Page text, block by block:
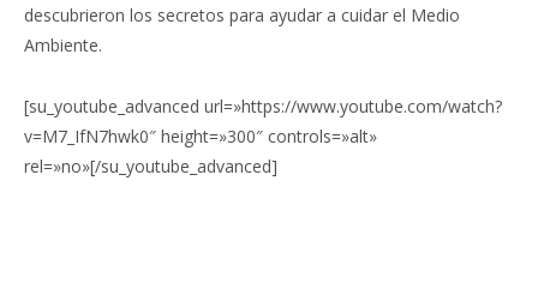
descubrieron los secretos para ayudar a cuidar el Medio
Ambiente.
[su_youtube_advanced url=»https://www.youtube.com/watch?
v=M7_IfN7hwk0″ height=»300″ controls=»alt»
rel=»no»[/su_youtube_advanced]